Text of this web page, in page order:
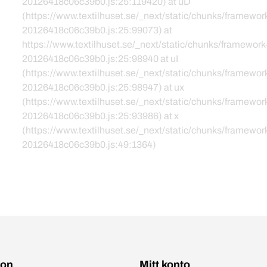
(https://www.textilhuset.se/_next/static/chunks/
20126418c06c39b0.js:25:99073) at
https://www.textilhuset.se/_next/static/chunks/
20126418c06c39b0.js:25:98940 at uI
(https://www.textilhuset.se/_next/static/chunks/
20126418c06c39b0.js:25:98947) at ux
(https://www.textilhuset.se/_next/static/chunks/
20126418c06c39b0.js:25:93986) at x
(https://www.textilhuset.se/_next/static/chunks/
20126418c06c39b0.js:49:1364)